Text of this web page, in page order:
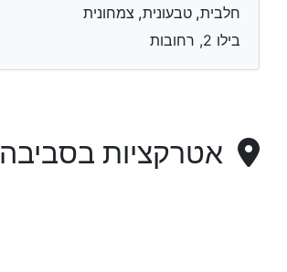
חלבית, טבעונית, צמחונית
בילו 2, רחובות
אטרקציות בסביבה